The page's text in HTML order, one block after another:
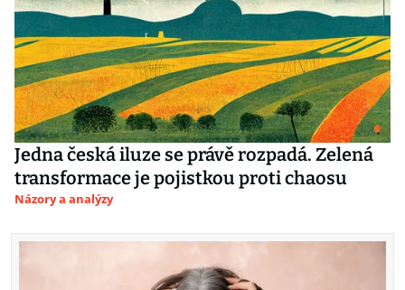
Jedna česká iluze se právě rozpadá. Zelená
transformace je pojistkou proti chaosu
Názory a analýzy